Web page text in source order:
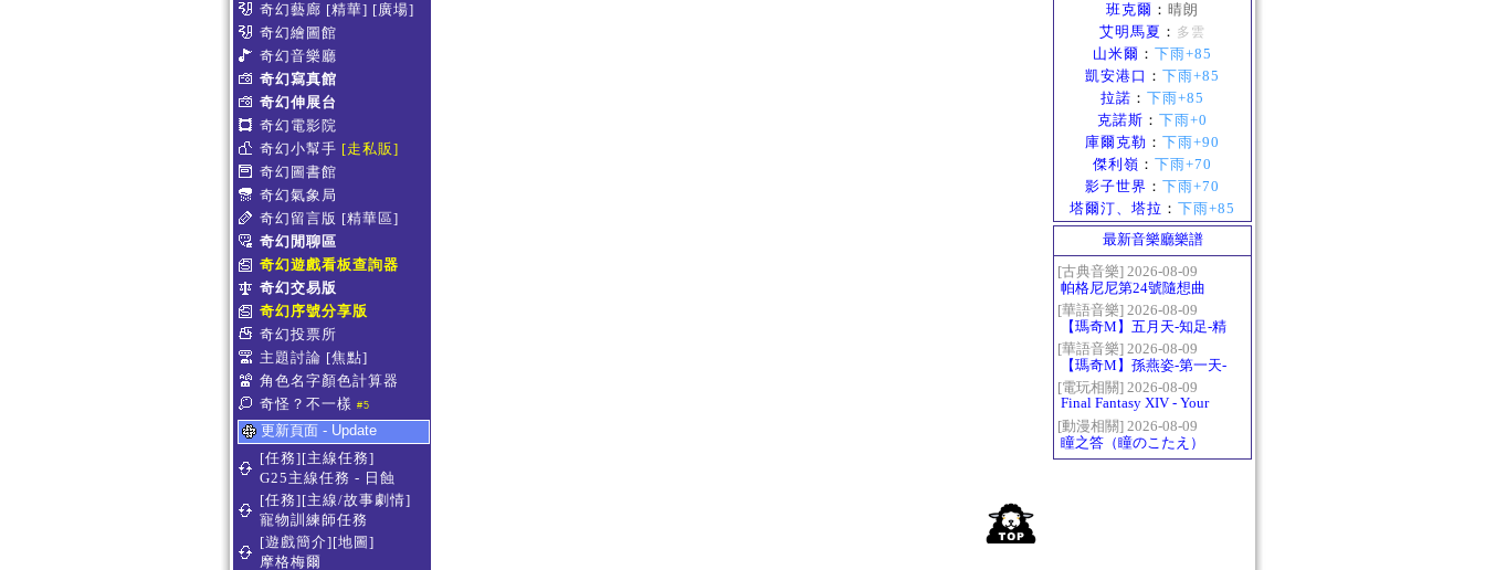
奇幻藝廊 [精華] [廣場]
奇幻繪圖館
奇幻音樂廳
奇幻寫真館
奇幻伸展台
奇幻電影院
奇幻小幫手 [走私販]
奇幻圖書館
奇幻氣象局
奇幻留言版 [精華區]
奇幻閒聊區
奇幻遊戲看板查詢器
奇幻交易版
奇幻序號分享版
奇幻投票所
主題討論 [焦點]
角色名字顏色計算器
奇怪？不一樣 #5
更新頁面 - Update
[任務][主線任務]
G25主線任務 - 日蝕
[任務][主線/故事劇情]
寵物訓練師任務
[遊戲簡介][地圖]
摩格梅爾
班克爾 ： 晴朗
艾明馬夏 ： 多雲
山米爾 ： 下雨+85
凱安港口 ： 下雨+85
拉諾 ： 下雨+85
克諾斯 ： 下雨+0
庫爾克勒 ： 下雨+90
傑利嶺 ： 下雨+70
影子世界 ： 下雨+70
塔爾汀、塔拉 ： 下雨+85
最新音樂廳樂譜
[古典音樂] 2026-08-09
帕格尼尼第24號隨想曲
（Paganini Caprice No.24
in A-）
[華語音樂] 2026-08-09
【瑪奇M】五月天-知足-精
修版
[華語音樂] 2026-08-09
【瑪奇M】孫燕姿-第一天-
精修版
[電玩相關] 2026-08-09
Final Fantasy XIV - Your
Answer
[動漫相關] 2026-08-09
瞳之答（瞳のこたえ）